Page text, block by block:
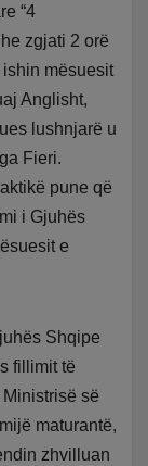
“4
zgjati 2 orë
mësuesit
Anglisht,
lushnjarë u
Fieri.
pune që
i Gjuhës
e
Shqipe
fillimit të
së
maturantë,
zhvilluan